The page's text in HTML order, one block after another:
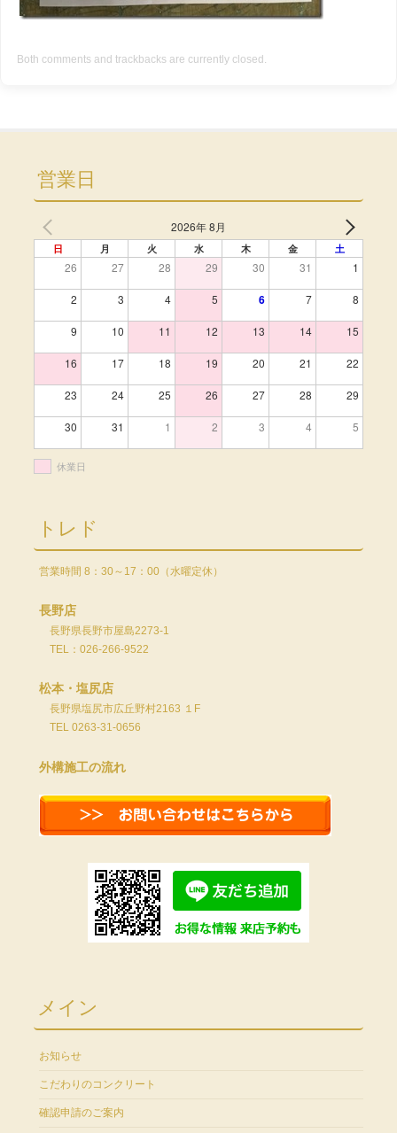
Both comments and trackbacks are currently closed.
営業日
2026年 8月
日 月 火 水 木 金 土
26 27 28 29 30 31 1
2 3 4 5 6 7 8
9 10 11 12 13 14 15
16 17 18 19 20 21 22
23 24 25 26 27 28 29
30 31 1 2 3 4 5
休業日
トレド
営業時間 8：30～17：00（水曜定休）
長野店
長野県長野市屋島2273-1
TEL：026-266-9522
松本・塩尻店
長野県塩尻市広丘野村2163 １F
TEL 0263-31-0656
外構施工の流れ
メイン
お知らせ
こだわりのコンクリート
確認申請のご案内